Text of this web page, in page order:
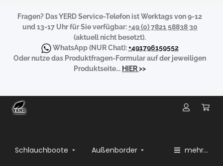
Fragen? Das YERD Service-Telefon ist Werktags von 9-12
und 13-17 Uhr für Sie verfügbar:+49 (0) 7821 58838 30
(aktuell nicht besetzt).
WhatsApp(NUR Chat):+491796159552
Oder nutze das Produktfragen-Formular auf der jeweiligen
Produktseite... HIER>>
Schlauchboote Außenborder mehr...